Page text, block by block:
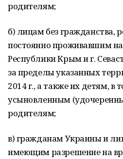
родителям;
б) лицам без гражданства,
постоянно проживавшим
Республики Крым и г.
за пределы указанных
2014 г., а также их детям, в
усыновленным
родителям;
в) гражданам Украины и
имеющим разрешение на